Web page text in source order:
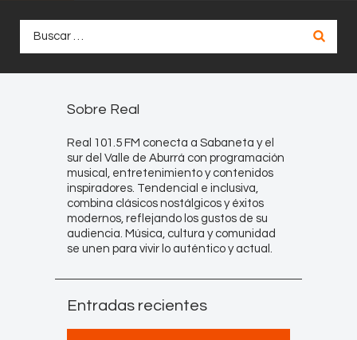
Sobre Real
Real 101.5 FM conecta a Sabaneta y el
sur del Valle de Aburrá con programación
musical, entretenimiento y contenidos
inspiradores. Tendencial e inclusiva,
combina clásicos nostálgicos y éxitos
modernos, reflejando los gustos de su
audiencia. Música, cultura y comunidad
se unen para vivir lo auténtico y actual.
Entradas recientes